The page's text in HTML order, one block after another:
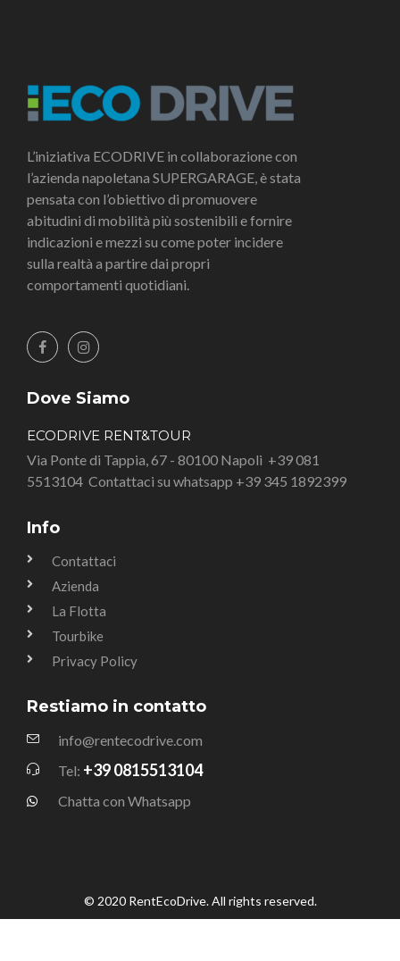
L’iniziativa ECODRIVE in collaborazione con
l’azienda napoletana SUPERGARAGE, è stata
pensata con l’obiettivo di promuovere
abitudini di mobilità più sostenibili e fornire
indicazioni e mezzi su come poter incidere
sulla realtà a partire dai propri
comportamenti quotidiani.
Dove Siamo
ECODRIVE RENT&TOUR
Via Ponte di Tappia, 67 - 80100 Napoli +39 081
5513104 Contattaci su whatsapp +39 345 1892399
Info
Contattaci
Azienda
La Flotta
Tourbike
Privacy Policy
Restiamo in contatto
info@rentecodrive.com
Tel: +39 0815513104
Chatta con Whatsapp
© 2020 RentEcoDrive. All rights reserved.